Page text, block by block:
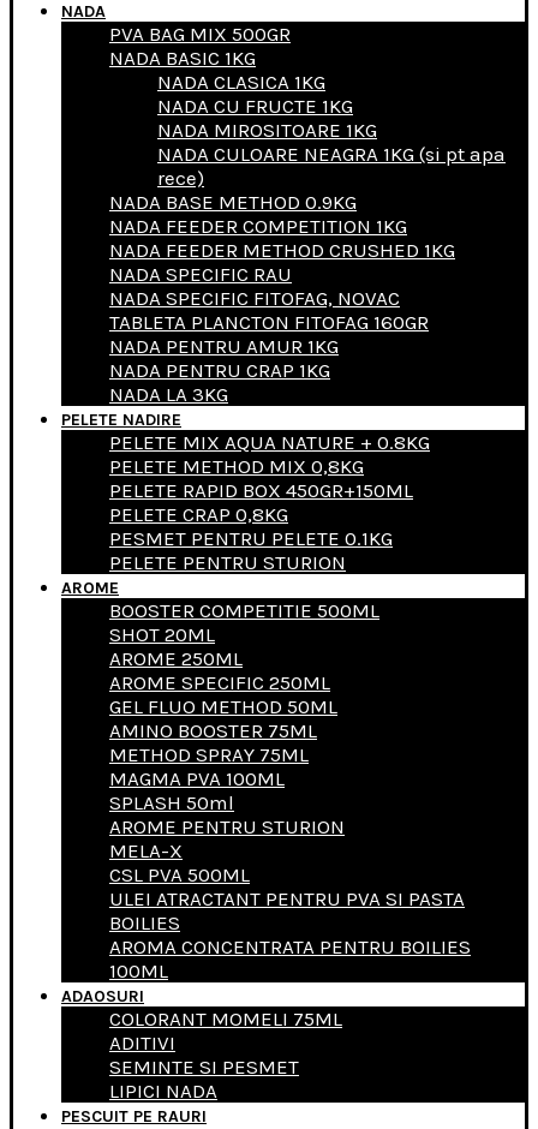
NADA
PVA BAG MIX 500GR
NADA BASIC 1KG
NADA CLASICA 1KG
NADA CU FRUCTE 1KG
NADA MIROSITOARE 1KG
NADA CULOARE NEAGRA 1KG (si pt apa
rece)
NADA BASE METHOD 0.9KG
NADA FEEDER COMPETITION 1KG
NADA FEEDER METHOD CRUSHED 1KG
NADA SPECIFIC RAU
NADA SPECIFIC FITOFAG, NOVAC
TABLETA PLANCTON FITOFAG 160GR
NADA PENTRU AMUR 1KG
NADA PENTRU CRAP 1KG
NADA LA 3KG
PELETE NADIRE
PELETE MIX AQUA NATURE + 0.8KG
PELETE METHOD MIX 0,8KG
PELETE RAPID BOX 450GR+150ML
PELETE CRAP 0,8KG
PESMET PENTRU PELETE 0.1KG
PELETE PENTRU STURION
AROME
BOOSTER COMPETITIE 500ML
SHOT 20ML
AROME 250ML
AROME SPECIFIC 250ML
GEL FLUO METHOD 50ML
AMINO BOOSTER 75ML
METHOD SPRAY 75ML
MAGMA PVA 100ML
SPLASH 50ml
AROME PENTRU STURION
MELA-X
CSL PVA 500ML
ULEI ATRACTANT PENTRU PVA SI PASTA
BOILIES
AROMA CONCENTRATA PENTRU BOILIES
100ML
ADAOSURI
COLORANT MOMELI 75ML
ADITIVI
SEMINTE SI PESMET
LIPICI NADA
PESCUIT PE RAURI